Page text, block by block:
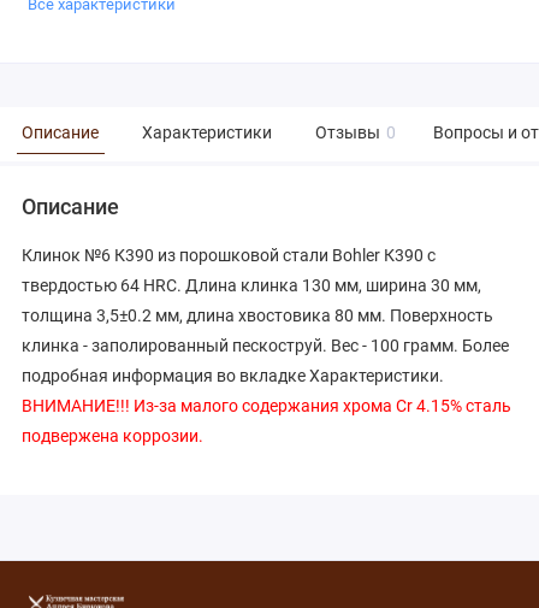
Все характеристики
Описание Характеристики Отзывы 0 Вопросы и
Описание
Клинок №6 К390 из порошковой стали Bohler К390 с
твердостью 64 HRC. Длина клинка 130 мм, ширина 30 мм,
толщина 3,5±0.2 мм, длина хвостовика 80 мм. Поверхность
клинка - заполированный пескоструй. Вес - 100 грамм. Более
подробная информация во вкладке Характеристики.
ВНИМАНИЕ!!! Из-за малого содержания хрома Cr 4.15% сталь
подвержена коррозии.